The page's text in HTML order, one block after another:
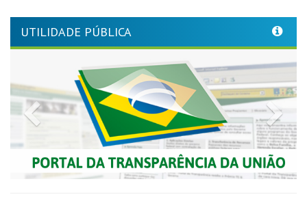
UTILIDADE PÚBLICA
Previous